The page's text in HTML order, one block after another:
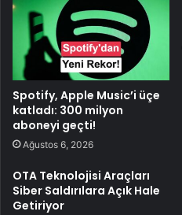
Spotify, Apple Music’i üçe
katladı: 300 milyon
aboneyi geçti!
Ağustos 6, 2026
OTA Teknolojisi Araçları
Siber Saldırılara Açık Hale
Getiriyor